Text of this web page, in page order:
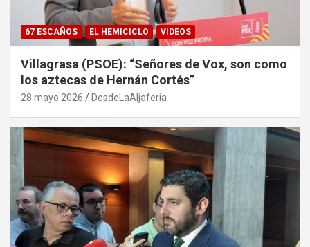
67 ESCAÑOS EL HEMICICLO VIDEOS
Villagrasa (PSOE): “Señores de Vox, son como
los aztecas de Hernán Cortés”
28 mayo 2026 DesdeLaAljaferia